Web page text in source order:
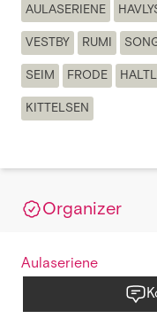
AULASERIENE
VESTBY RUMI
SEIM FRODE
KITTELSEN
Organizer
Aulaseriene